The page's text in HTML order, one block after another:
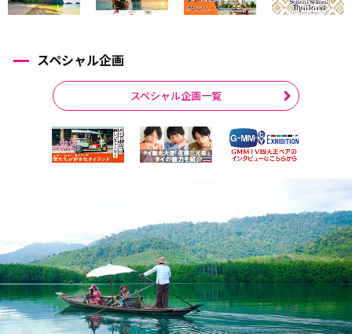
スペシャル企画
スペシャル企画一覧